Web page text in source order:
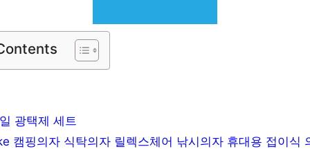
광택제 세트
캠핑의자 식탁의자 릴렉스체어 낚시의자 휴대용 접이식